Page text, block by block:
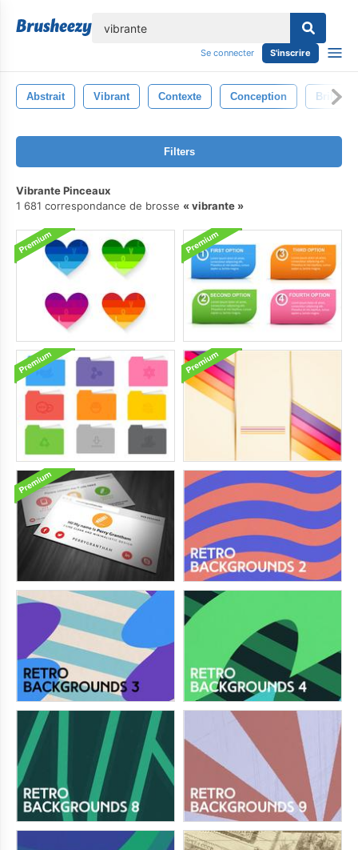
Se connecter S'inscrire
Abstrait Vibrant Contexte Conception Brillant
Filters
Vibrante Pinceaux
1 681 correspondance de brosse
vibrante